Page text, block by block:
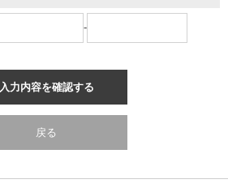
-
入力内容を確認する
戻る